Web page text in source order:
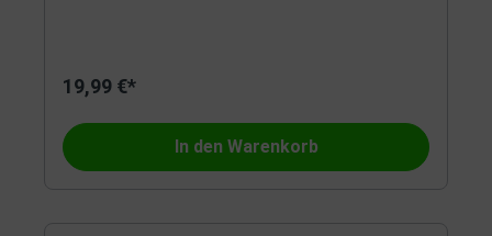
19,99 €*
In den Warenkorb